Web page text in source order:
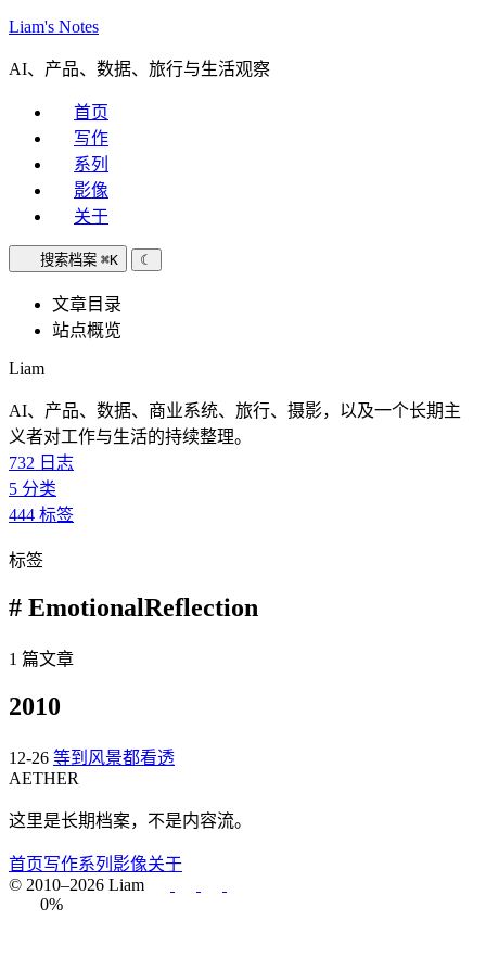
Liam's Notes
AI、产品、数据、旅行与生活观察
首页
写作
系列
影像
关于
搜索档案 ⌘K ☾
文章目录
站点概览
Liam
AI、产品、数据、商业系统、旅行、摄影，以及一个长期主
义者对工作与生活的持续整理。
732 日志
5 分类
444 标签
标签
# EmotionalReflection
1 篇文章
2010
12-26 等到风景都看透
AETHER
这里是长期档案，不是内容流。
首页写作系列 影像关于
© 2010–2026 Liam
0%